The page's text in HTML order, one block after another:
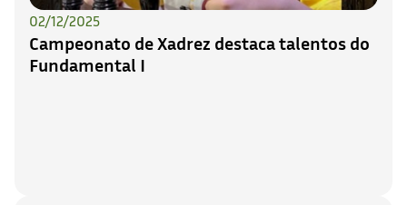
02/12/2025
Campeonato de Xadrez destaca talentos do
Fundamental I